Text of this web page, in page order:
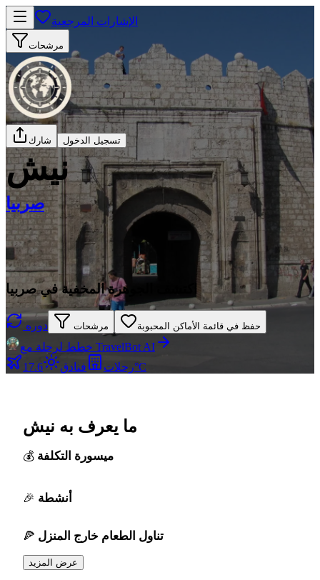
الإشارات المرجعية
مرشحات
شارك تسجيل الدخول
نيش
صربيا
اكتشف الجوهرة المخفية في صربيا
دوره مرشحات حفظ في قائمة الأماكن المحبوبة
خطط لرحلة مع TravelBot AI
رحلات
فنادق 17.6°C
ما يعرف به نيش
ميسورة التكلفة
أنشطة
تناول الطعام خارج المنزل
عرض المزيد